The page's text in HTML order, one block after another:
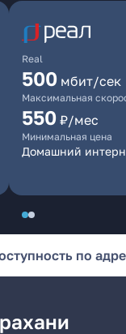
Real
500 мбит/сек
Максимальная
550 ₽/мес
Минимальная цена
Домашний
по